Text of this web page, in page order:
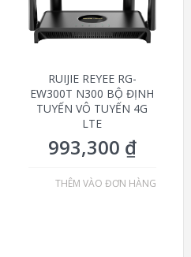
RUIJIE REYEE RG-
EW300T N300 BỘ ĐỊNH
TUYẾN VÔ TUYẾN 4G
LTE
993,300 ₫
THÊM VÀO ĐƠN HÀNG